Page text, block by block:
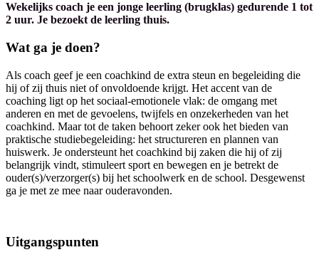
Wekelijks coach je een jonge leerling (brugklas) gedurende 1 tot
2 uur. Je bezoekt de leerling thuis.
Wat ga je doen?
Als coach geef je een coachkind de extra steun en begeleiding die
hij of zij thuis niet of onvoldoende krijgt. Het accent van de
coaching ligt op het sociaal-emotionele vlak: de omgang met
anderen en met de gevoelens, twijfels en onzekerheden van het
coachkind. Maar tot de taken behoort zeker ook het bieden van
praktische studiebegeleiding: het structureren en plannen van
huiswerk. Je ondersteunt het coachkind bij zaken die hij of zij
belangrijk vindt, stimuleert sport en bewegen en je betrekt de
ouder(s)/verzorger(s) bij het schoolwerk en de school. Desgewenst
ga je met ze mee naar ouderavonden.
Uitgangspunten